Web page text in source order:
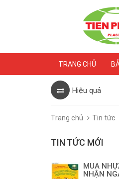
TRANG CHỦ
Hiệu quả
Trang chủ Tin tức
TIN TỨC MỚI
MUA
NHẬN